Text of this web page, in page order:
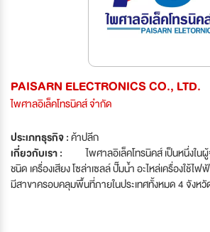
PAISARN ELECTRONICS CO., LTD.
ไพศาลอิเล็คโทรนิคส์ จำกัด
ประเภทธุรกิจ :ค้าปลีก
เกี่ยวกับเรา :
ไพศาลอิเล็คโทรนิคส์ เป็นหนึ่งใน
ชนิด เครื่องเสียง โซล่าเซลล์ ปั๊มน้ำ อะไหล่เครื่องใช้ไ
มีสาขาครอบคลุมพื้นที่ภายในประเทศทั้งหมด 4 จังหวั
ดำเนินกิจการเข้าสู่ปีที่ 25 พร้อมพัฒนาทางด้านคุณ